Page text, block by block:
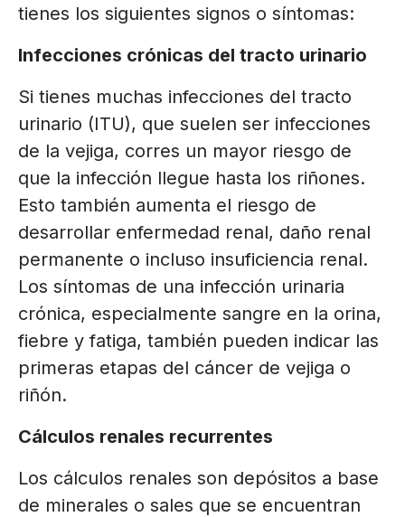
tienes los siguientes signos o síntomas:
Infecciones crónicas del tracto urinario
Si tienes muchas infecciones del tracto
urinario (ITU), que suelen ser infecciones
de la vejiga, corres un mayor riesgo de
que la infección llegue hasta los riñones.
Esto también aumenta el riesgo de
desarrollar enfermedad renal, daño renal
permanente o incluso insuficiencia renal.
Los síntomas de una infección urinaria
crónica, especialmente sangre en la orina,
fiebre y fatiga, también pueden indicar las
primeras etapas del cáncer de vejiga o
riñón.
Cálculos renales recurrentes
Los cálculos renales son depósitos a base
de minerales o sales que se encuentran